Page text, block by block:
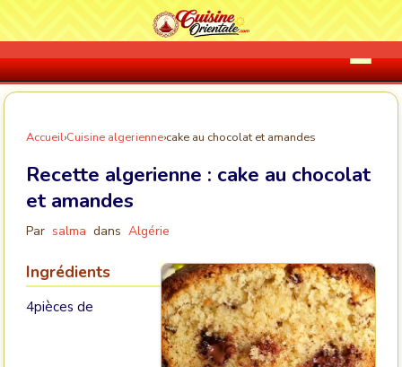
Accueil›Cuisine algerienne›cake au chocolat et amandes
Recette algerienne : cake au chocolat
et amandes
Par salma dans Algérie
Ingrédients
4pièces de